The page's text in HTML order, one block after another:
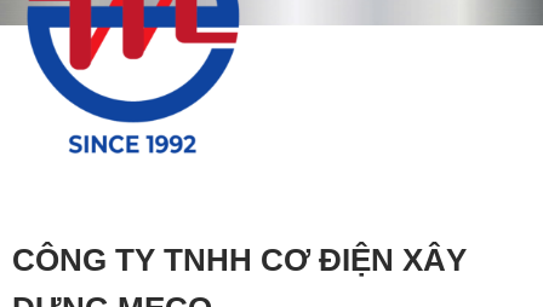
CÔNG TY TNHH CƠ ĐIỆN XÂY